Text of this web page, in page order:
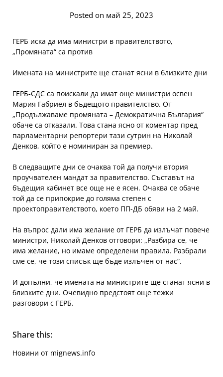
Posted on май 25, 2023
ГЕРБ иска да има министри в правителството,
„Промяната“ са против
Имената на министрите ще станат ясни в близките дни
ГЕРБ-СДС са поискали да имат още министри освен
Мария Габриел в бъдещото правителство. От
„Продължаваме промяната – Демократична България“
обаче са отказали. Това стана ясно от коментар пред
парламентарни репортери тази сутрин на Николай
Денков, който е номиниран за премиер.
В следващите дни се очаква той да получи втория
проучвателен мандат за правителство. Съставът на
бъдещия кабинет все още не е ясен. Очаква се обаче
той да се припокрие до голяма степен с
проектоправителството, което ПП-ДБ обяви на 2 май.
На въпрос дали има желание от ГЕРБ да излъчат повече
министри, Николай Денков отговори: „Разбира се, че
има желание, но имаме определени правила. Разбрали
сме се, че този списък ще бъде излъчен от нас“.
И допълни, че имената на министрите ще станат ясни в
близките дни. Очевидно предстоят още тежки
разговори с ГЕРБ.
Share this:
Новини от mignews.info